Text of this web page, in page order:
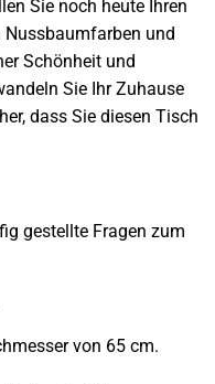
Sie noch heute Ihren
und
Schönheit und
Sie Ihr Zuhause
dass Sie diesen Tisch
gestellte Fragen zum
von 65 cm.